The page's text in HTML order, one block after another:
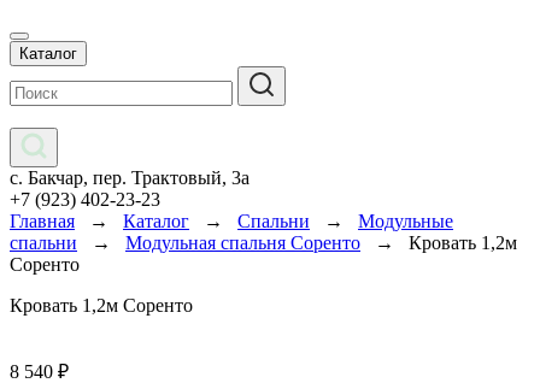
Каталог
с. Бакчар, пер. Трактовый, 3а
+7 (923) 402-23-23
Главная → Каталог → Спальни → Модульные
спальни → Модульная спальня Соренто → Кровать 1,2м
Соренто
Кровать 1,2м Соренто
8 540 ₽